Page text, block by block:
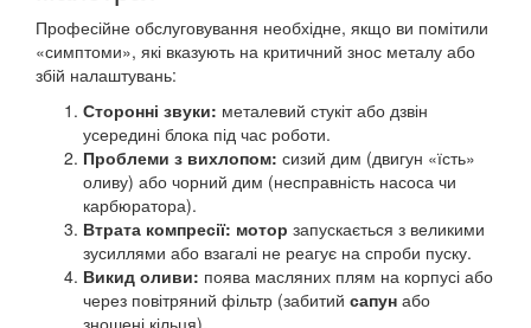
Професійне обслуговування необхідне, якщо ви помітили
«симптоми», які вказують на критичний знос металу або
збій налаштувань:
Сторонні звуки: металевий стукіт або дзвін
усередині блока під час роботи.
Проблеми з вихлопом: сизий дим (двигун «їсть»
оливу) або чорний дим (несправність насоса чи
карбюратора).
Втрата компресії: мотор запускається з великими
зусиллями або взагалі не реагує на спроби пуску.
Викид оливи: поява масляних плям на корпусі або
через повітряний фільтр (забитий сапун або
зношені кільця).